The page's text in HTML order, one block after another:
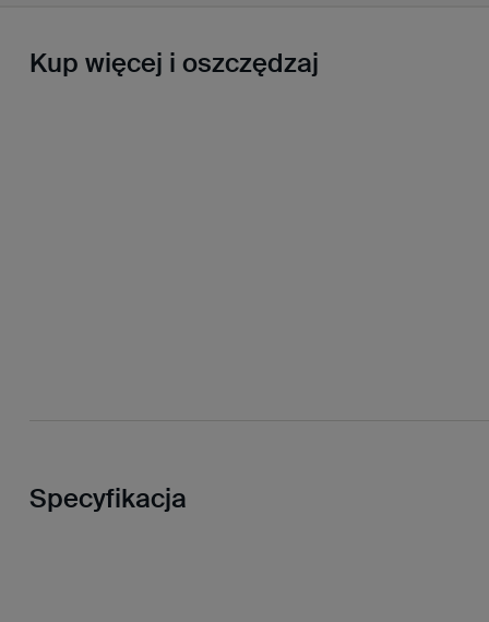
Kup więcej i oszczędzaj
Specyfikacja